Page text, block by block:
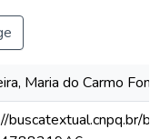
Maria do Carmo
buscatextual.cnpq.br/